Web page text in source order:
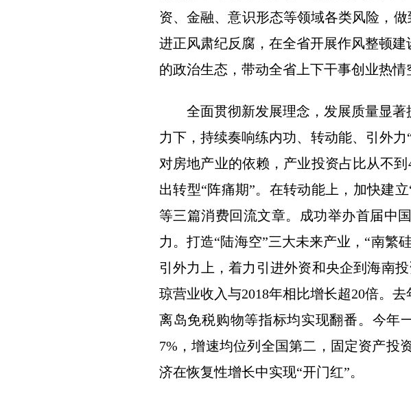
资、金融、意识形态等领域各类风险，
进正风肃纪反腐，在全省开展作风整顿
的政治生态，带动全省上下干事创业热
全面贯彻新发展理念，发展质量显
力下，持续奏响练内功、转动能、引外
对房地产业的依赖，产业投资占比从不
出转型“阵痛期”。在转动能上，加快建
等三篇消费回流文章。成功举办首届中
力。打造“陆海空”三大未来产业，“南繁
引外力上，着力引进外资和央企到海南
琼营业收入与2018年相比增长超20倍。
离岛免税购物等指标均实现翻番。今年
7%，增速均位列全国第二，固定资产投
济在恢复性增长中实现“开门红”。